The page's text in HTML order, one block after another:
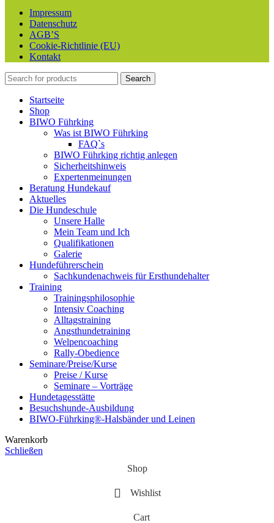
Impressum
Datenschutz
AGB’S
Cookie-Richtlinie (EU)
Kontakt
Search
Startseite
Shop
BIWO Führking
Was ist BIWO Führking
FAQ`s
BIWO Führking richtig anlegen
Sicherheitshinweis
Expertenmeinungen
Beratung Hundekauf
Aktuelles
Die Hundeschule
Unsere Halle
Mein Team und Ich
Qualifikationen
Galerie
Hundeführerschein
Sachkundenachweis für Ersthundehalter
Training
Trainingsphilosophie
Intensiv Coaching
Alltagstraining
Angsthundetraining
Welpencoaching
Rally-Obedience
Seminare/Preise/Kurse
Preise / Kurse
Seminare – Vorträge
Hundetagesstätte
Besuchshunde-Ausbildung
BIWO-Führking®-Halsbänder und Leinen
Warenkorb
Schließen
Shop
Wishlist
Cart